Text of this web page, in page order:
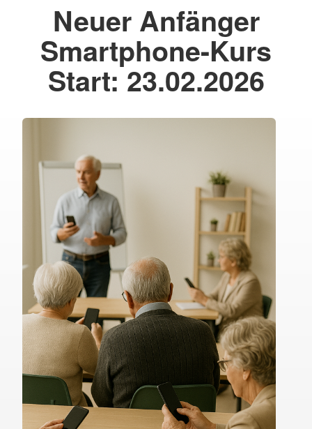
Neuer Anfänger
Smartphone-Kurs
Start: 23.02.2026